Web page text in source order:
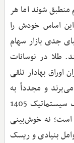
منطبق شوند اما هر
اساس خودش را
جدی بازار سهام
طلا در نوسانات
اوراق بهادار تلقی
و مجدداً به
بازار سهام برمی‌گردند. به نظر می‌رسد ریسک سیستماتیک 1405
است؛ نه خوش‌بینی
بنیادی و ریسک